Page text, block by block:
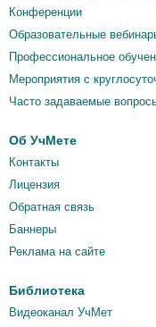
Конференции
Образовательные
Профессиональное
Мероприятия c
Часто задаваемые
Об УчМете
Контакты
Лицензия
Обратная связь
Баннеры
Реклама на сайте
Библиотека
Видеоканал УчМет